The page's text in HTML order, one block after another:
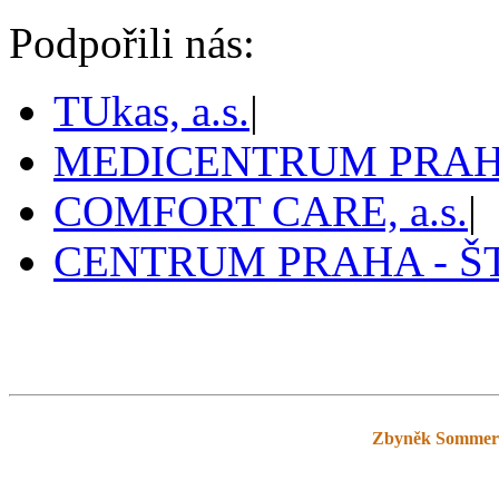
Podpořili nás:
TUkas, a.s.|
MEDICENTRUM
COMFORT CARE, a.s.|
CENTRUM PRAHA -
Zbyněk Sommer